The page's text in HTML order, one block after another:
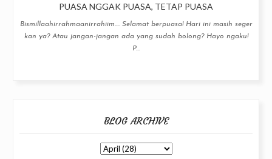
PUASA NGGAK PUASA, TETAP PUASA
Bismillaahirrahmaanirrahiim.... Selamat berpuasa! Hari ini masih seger
kan ya? Atau jangan-jangan ada yang sudah bolong? Hayo ngaku!
P...
BLOG ARCHIVE